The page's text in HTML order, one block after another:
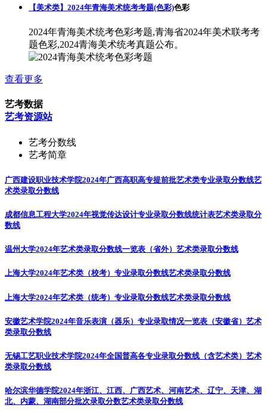
【美术类】2024年青海美术统考考题(色彩)色彩
2024年青海美术统考色彩考题,青海省2024年美术联考考
题色彩,2024青海美术统考真题公布。
查看更多
艺考数据
艺考资源站
艺考分数线
艺考简章
广西建设职业技术学院2024年广西高职高专提前批艺术类专业录取分数线艺
术类录取分数线
成都信息工程大学2024年视觉传达设计专业录取分数线统计表艺术类录取分
数线
温州大学2024年艺术类录取分数线一览表（省外） 艺术类录取分数线
上海大学2024年艺术类（校考）专业录取分数线艺术类录取分数线
上海大学2024年艺术类（统考）专业录取分数线艺术类录取分数线
安徽艺术学院2024年音乐表演（器乐）专业录取情况一览表（安徽省） 艺术
类录取分数线
无锡工艺职业技术学院2024年全国普高各专业录取分数线（含艺术类） 艺术
类录取分数线
哈尔滨华德学院2024年浙江、江西、广西艺术、河南艺术、辽宁、天津、湖
北、内蒙、湖南部分批次录取分数艺术类录取分数线